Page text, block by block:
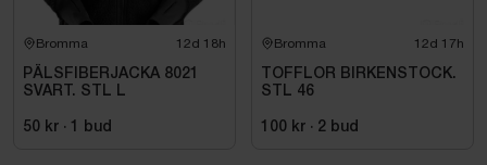
Bromma 12d 18h
PÄLSFIBERJACKA 8021
SVART. STL L
50 kr · 1 bud
Bromma 12d 17h
TOFFLOR BIRKENSTOCK.
STL 46
100 kr · 2 bud